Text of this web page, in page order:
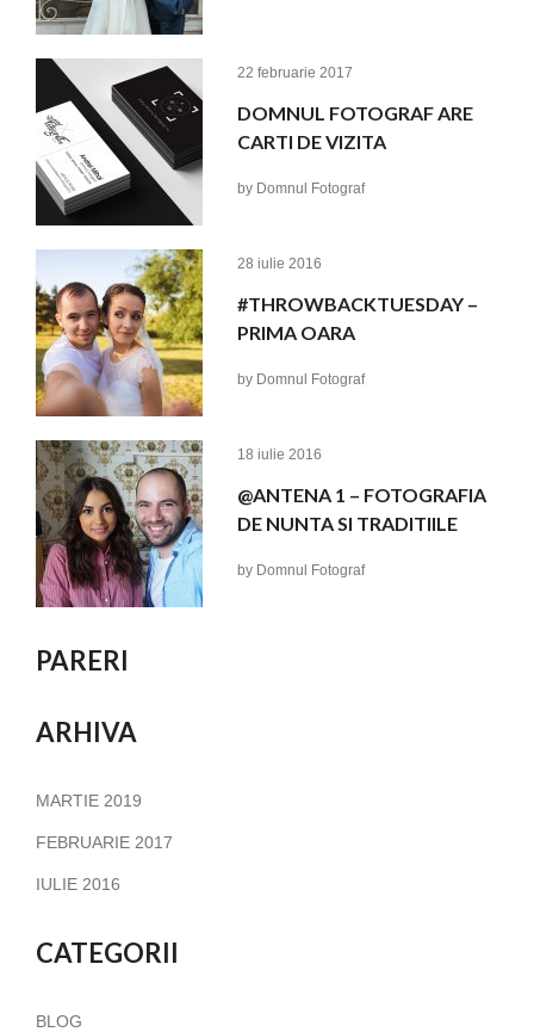
22 februarie 2017
DOMNUL FOTOGRAF ARE
CARTI DE VIZITA
by Domnul Fotograf
28 iulie 2016
#THROWBACKTUESDAY –
PRIMA OARA
by Domnul Fotograf
18 iulie 2016
@ANTENA 1 – FOTOGRAFIA
DE NUNTA SI TRADITIILE
by Domnul Fotograf
PARERI
ARHIVA
MARTIE 2019
FEBRUARIE 2017
IULIE 2016
CATEGORII
BLOG